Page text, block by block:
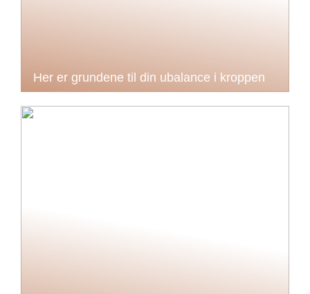
Her er grundene til din ubalance i kroppen